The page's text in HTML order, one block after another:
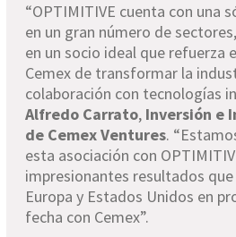
“OPTIMITIVE cuenta con una
en un gran número de
en un socio ideal que refuerza
Cemex de transformar la
colaboración con tecnologías
Alfredo Carrato, Inversión e
de Cemex Ventures.
esta asociación con
impresionantes resultados
Europa y Estados Unidos en
fecha con Cemex”.